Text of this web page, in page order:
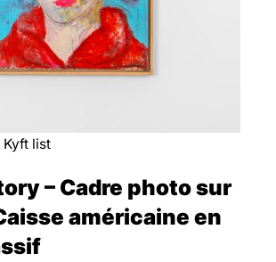
Kyft list
– Cadre photo sur
américaine en